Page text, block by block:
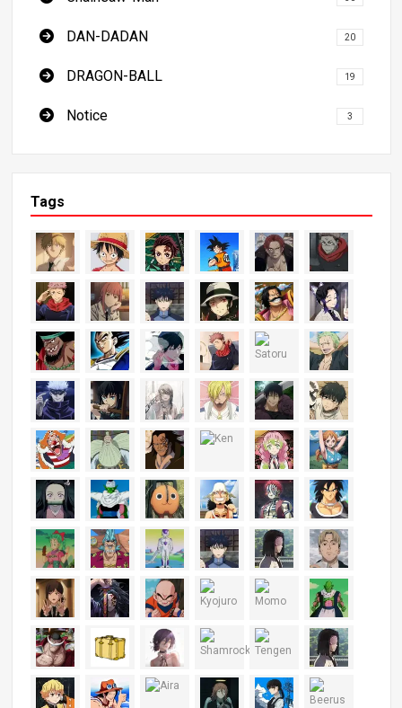
DAN-DADAN 20
DRAGON-BALL 19
Notice 3
Tags